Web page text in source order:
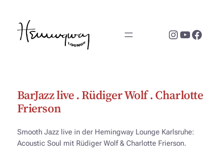
springen
Instagram
BarJazz live . Rüdiger Wolf . Charlotte
Frierson
Smooth Jazz live in der Hemingway Lounge Karlsruhe:
Acoustic Soul mit Rüdiger Wolf & Charlotte Frierson.